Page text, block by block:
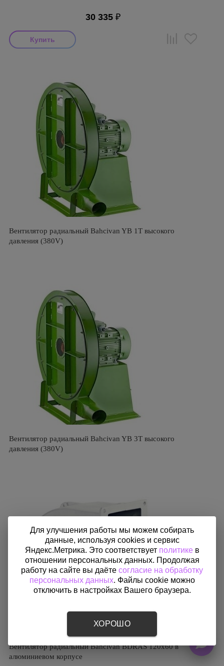
30 335 ₽
Вентилятор радиальный Bahcivan YB 1Т высокого
давления (380V)
Вентилятор радиальный Bahcivan YB 3Т высокого
давления (380V)
Вентилятор радиальный Bahcivan BDRAS 120х60 в
алюминиевом корпусе
Для улучшения работы мы можем собирать
данные, используя cookies и сервис
Яндекс.Метрика. Это соответствует политикев
отношении персональных данных. Продолжая
работу на сайте вы даёте согласие на обработку
персональных данных. Файлы cookie можно
отключить в настройках Вашего браузера.
ХОРОШО